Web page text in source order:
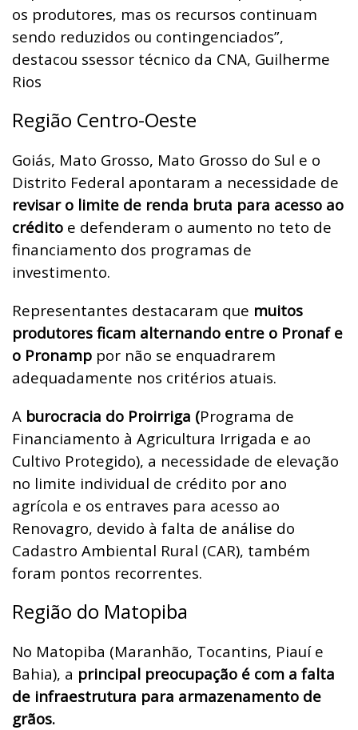
os produtores, mas os recursos continuam
sendo reduzidos ou contingenciados”,
destacou ssessor técnico da CNA, Guilherme
Rios
Região Centro-Oeste
Goiás, Mato Grosso, Mato Grosso do Sul e o
Distrito Federal apontaram a necessidade de
revisar o limite de renda bruta para acesso ao
crédito e defenderam o aumento no teto de
financiamento dos programas de
investimento.
Representantes destacaram que muitos
produtores ficam alternando entre o Pronaf e
o Pronamp por não se enquadrarem
adequadamente nos critérios atuais.
A burocracia do Proirriga (Programa de
Financiamento à Agricultura Irrigada e ao
Cultivo Protegido), a necessidade de elevação
no limite individual de crédito por ano
agrícola e os entraves para acesso ao
Renovagro, devido à falta de análise do
Cadastro Ambiental Rural (CAR), também
foram pontos recorrentes.
Região do Matopiba
No Matopiba (Maranhão, Tocantins, Piauí e
Bahia), a principal preocupação é com a falta
de infraestrutura para armazenamento de
grãos.